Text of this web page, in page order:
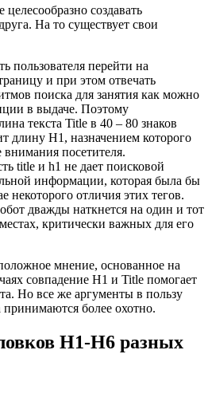
создавать
На то существует свои
пользователя перейти на
и при этом отвечать
поиска для занятия как можно
в выдаче. Поэтому
текста Title в 40 – 80 знаков
длину H1, назначением которого
внимания посетителя.
title и h1 не дает поисковой
информации, которая была бы
некоторого отличия этих тегов.
дважды наткнется на один и тот
критически важных для его
мнение, основанное на
совпадение H1 и Title помогает
Но все же аргументы в пользу
принимаются более охотно.
H1-H6 разных